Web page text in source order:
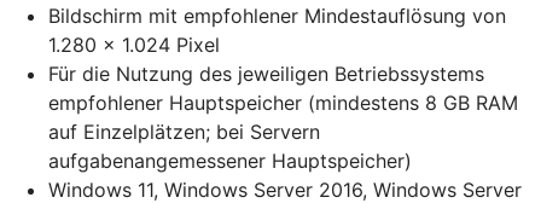
Bildschirm mit empfohlener Mindestauflösung von
1.280 x 1.024 Pixel
Für die Nutzung des jeweiligen Betriebssystems
empfohlener Hauptspeicher (mindestens 8 GB RAM
auf Einzelplätzen; bei Servern
aufgabenangemessener Hauptspeicher)
Windows 11, Windows Server 2016, Windows Server